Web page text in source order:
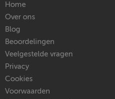
Home
Over ons
Blog
Beoordelingen
Veelgestelde vragen
Privacy
Cookies
Voorwaarden